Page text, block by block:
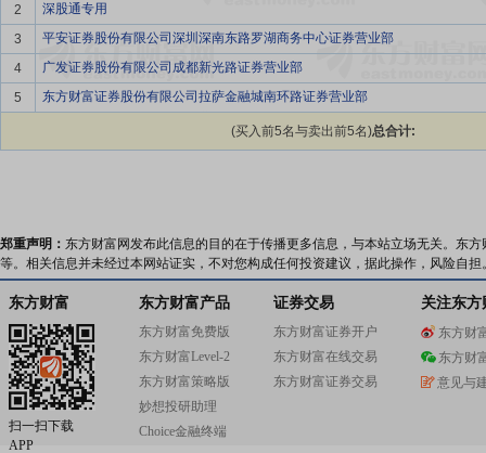
2
深股通专用
3
平安证券股份有限公司深圳深南东路罗湖商务中心证券营业部
4
广发证券股份有限公司成都新光路证券营业部
5
东方财富证券股份有限公司拉萨金融城南环路证券营业部
(买入前5名与卖出前5名)总合计:
郑重声明： 东方财富网发布此信息的目的在于传播更多信息，与本站立场无关。东
等。相关信息并未经过本网站证实，不对您构成任何投资建议，据此操作，风险自担